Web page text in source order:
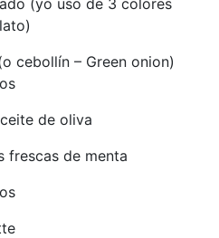
(yo uso de 3 colores
cebollín – Green onion)
de oliva
frescas de menta